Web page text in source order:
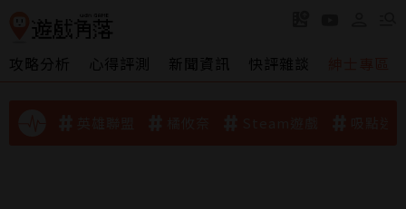
攻略分析 心得評測 新聞資訊 快評雜談